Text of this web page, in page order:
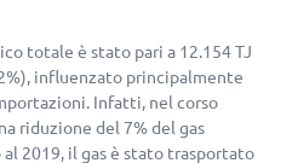
totale è stato pari a 12.154 TJ
), influenzato principalmente
Infatti, nel corso
riduzione del 7% del gas
2019, il gas è stato trasportato